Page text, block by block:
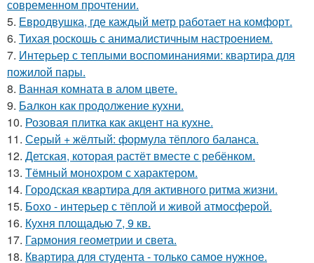
современном прочтении.
5. Евродвушка, где каждый метр работает на комфорт.
6. Тихая роскошь с анималистичным настроением.
7. Интерьер с теплыми воспоминаниями: квартира для
пожилой пары.
8. Ванная комната в алом цвете.
9. Балкон как продолжение кухни.
10. Розовая плитка как акцент на кухне.
11. Серый + жёлтый: формула тёплого баланса.
12. Детская, которая растёт вместе с ребёнком.
13. Тёмный монохром с характером.
14. Городская квартира для активного ритма жизни.
15. Бохо - интерьер с тёплой и живой атмосферой.
16. Кухня площадью 7, 9 кв.
17. Гармония геометрии и света.
18. Квартира для студента - только самое нужное.